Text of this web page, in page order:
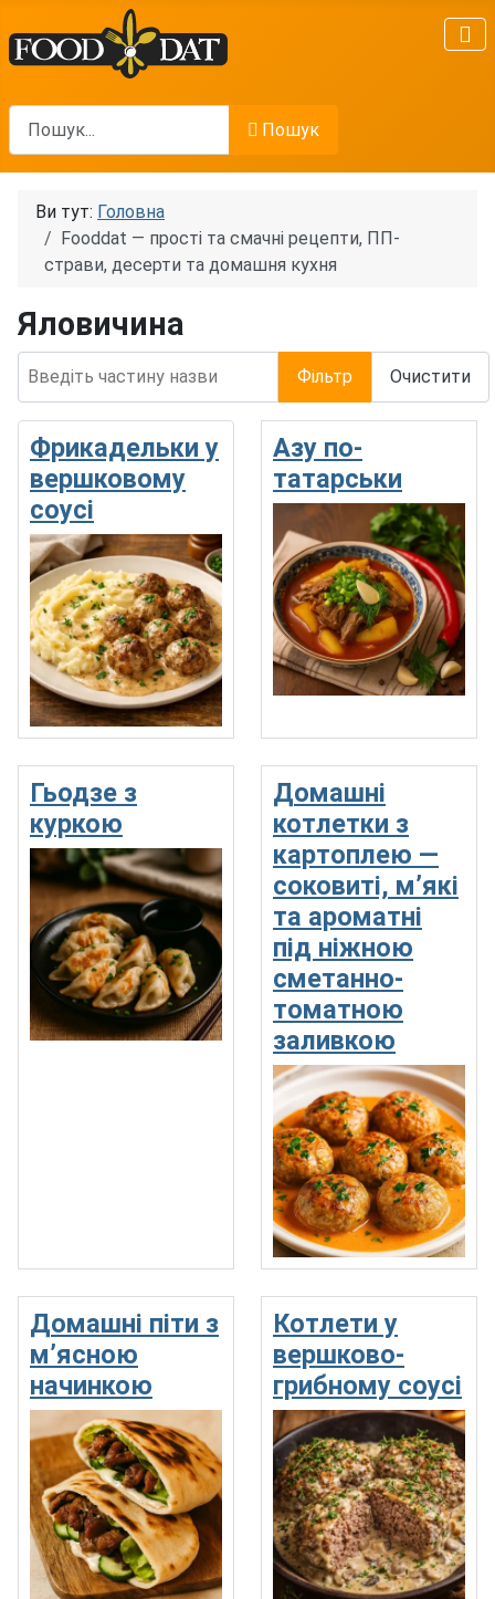
Пошук
Пошук
Ви тут: Головна
Fooddat — прості та смачні рецепти, ПП-
страви, десерти та домашня кухня
Яловичина
Фільтр Очистити
Фрикадельки у
вершковому
соусі
Азу по-
татарськи
Гьодзе з
куркою
Домашні
котлетки з
картоплею —
соковиті, м’які
та ароматні
під ніжною
сметанно-
томатною
заливкою
Домашні піти з
м’ясною
начинкою
Котлети у
вершково-
грибному соусі